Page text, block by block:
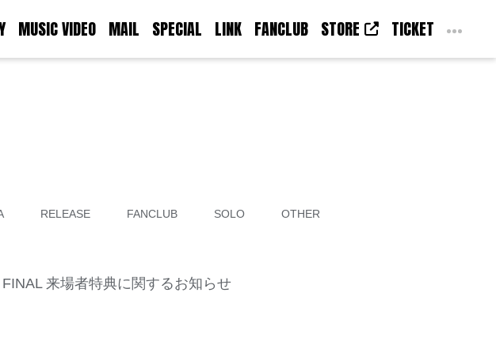
MUSIC VIDEO MAIL SPECIAL LINK FANCLUB STORE TICKET
RELEASE FANCLUB SOLO OTHER
来場者特典に関するお知らせ